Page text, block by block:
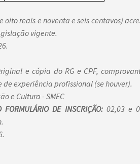
oito reais e noventa e seis centavos)
vigente.
e cópia do RG e CPF,
experiência profissional (se houver).
e Cultura - SMEC
FORMULÁRIO DE INSCRIÇÃO:02,03 e